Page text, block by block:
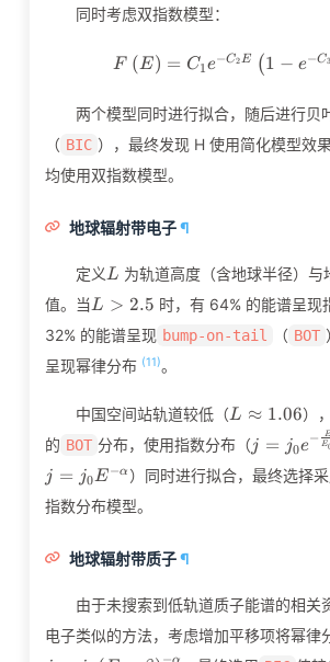
同时考虑双指数模型：
F (E) = C1e−C2E ( 1 − e−C3
两个模型同时进行拟合，随后进行贝
（ BIC ），最终发现 H 使用简化模型效
均使用双指数模型。
地球辐射带电子¶
定义L
L 为轨道高度（含地球半径）与
值。当L>2.5
L > 2.5 时，有 64% 的能谱呈现
32% 的能谱呈现 bump‐on‐tail （ BOT
呈现幂律分布 (11)。
中国空间站轨道较低（L ≈ 1.06）
的 BOT 分布，使用指数分布（
\frac{E}
{E_0}}
j = j0e
− E
E
j = j0E−α ）同时进行拟合，最终选择采
指数分布模型。
地球辐射带质子¶
由于未搜索到低轨道质子能谱的相关
电子类似的方法，考虑增加平移项将幂律
−